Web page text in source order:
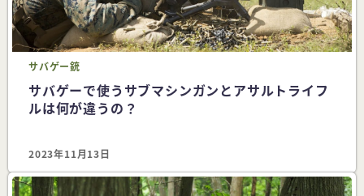
サバゲー銃
サバゲーで使うサブマシンガンとアサルトライフ
ルは何が違うの？
2023年11月13日